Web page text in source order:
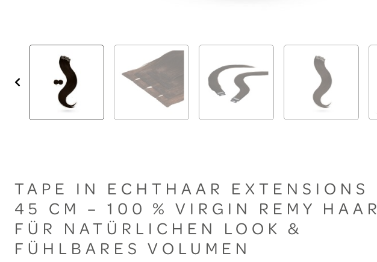
TAPE IN ECHTHAAR EXTENSIONS
45 CM – 100 % VIRGIN REMY HAAR
FÜR NATÜRLICHEN LOOK &
FÜHLBARES VOLUMEN